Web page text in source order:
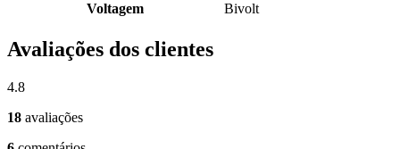
Voltagem
Bivolt
Avaliações dos clientes
4.8
18 avaliações